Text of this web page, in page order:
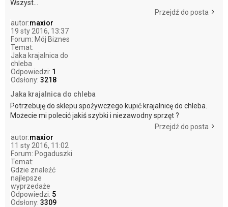
Wszyst...
Przejdź do posta
autor:maxior
19 sty 2016, 13:37
Forum: Mój Biznes
Temat:
Jaka krajalnica do
chleba
Odpowiedzi: 1
Odsłony: 3218
Jaka krajalnica do chleba
Potrzebuję do sklepu spożywczego kupić krajalnicę do chleba.
Możecie mi polecić jakiś szybki i niezawodny sprzęt ?
Przejdź do posta
autor:maxior
11 sty 2016, 11:02
Forum: Pogaduszki
Temat:
Gdzie znaleźć
najlepsze
wyprzedaże
Odpowiedzi: 5
Odsłony: 3309